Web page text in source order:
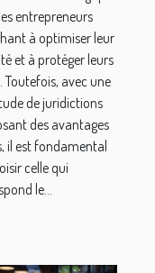
entrepreneurs
à optimiser leur
et à protéger leurs
Toutefois, avec une
de juridictions
des avantages
il est fondamental
celle qui
le...